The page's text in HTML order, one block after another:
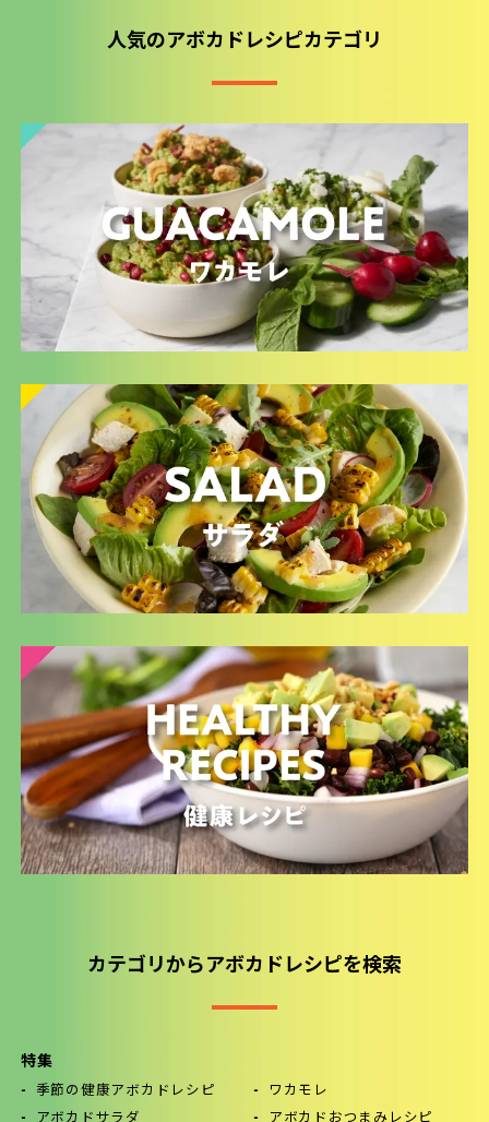
人気のアボカドレシピカテゴリ
カテゴリからアボカドレシピを検索
特集
季節の健康アボカドレシピ ワカモレ
アボカドサラダ アボカドおつまみレシピ